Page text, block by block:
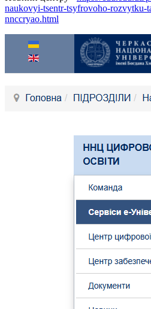
naukovyi-tsentr-tsyfrovoho-rozvytku-
nnccryao.html